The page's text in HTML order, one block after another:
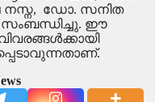
നസ്ന, ഡോ. സനിത
സംബന്ധിച്ചു. ഈ